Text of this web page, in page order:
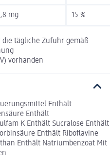
mg 15 %
die tägliche Zufuhr gemäß
vorhanden
Enthält
Enthält
K Enthält Sucralose Enthält
Enthält Riboflavine
Enthält Natriumbenzoat Mit